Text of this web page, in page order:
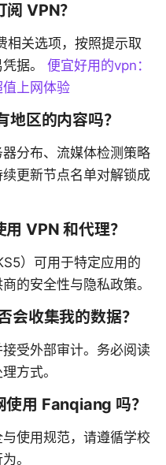
VPN？
相关选项，按照提示取
据。 便宜好用的vpn：
上网体验
地区的内容吗？
分布、流媒体检测策略
更新节点名单对解锁成
VPN 和代理？
）可用于特定应用的
的安全性与隐私政策。
会收集我的数据？
受外部审计。务必阅读
方式。
用 Fanqiang 吗？
使用规范，请遵循学校
。